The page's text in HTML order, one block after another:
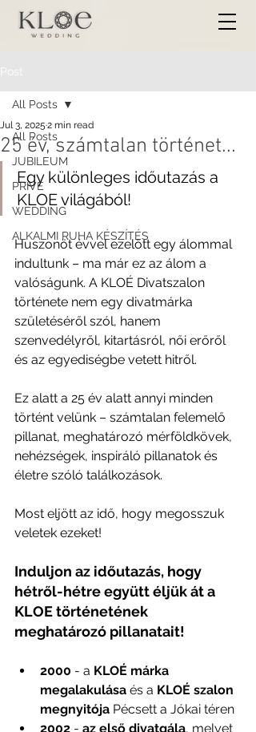
All Posts
JUBILEUM
PRIVÉ
WEDDING
ALKALMI RUHA KÉSZÍTÉS
All Posts
25 év, számtalan történet...
Jul 3, 2025 2 min read
Egy különleges időutazás a
KLOE világából!
Huszonöt évvel ezelőtt egy álommal
indultunk – ma már ez az álom a
valóságunk. A KLOÉ Divatszalon
története nem egy divatmárka
születéséről szól, hanem
szenvedélyről, kitartásról, női erőről
és az egyediségbe vetett hitről.
Ez alatt a 25 év alatt annyi minden
történt velünk – számtalan felemelő
pillanat, meghatározó mérföldkövek,
nehézségek, inspiráló pillanatok és
életre szóló találkozások.
Most eljött az idő, hogy megosszuk
veletek ezeket!
Induljon az időutazás, hogy
hétről-hétre együtt éljük át a
KLOE történetének
meghatározó pillanatait!
2000 - a KLOÉ márka
megalakulása és a KLOÉ szalon
megnyitója Pécsett a Jókai téren
2002 - az első divatgála, melyet